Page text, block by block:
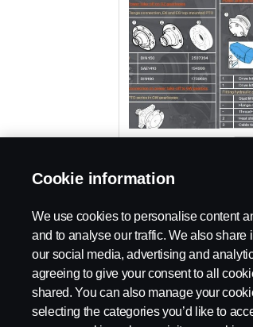
Cookie information
We use cookies to personalise content
and to analyse our traffic. We also
our social media, advertising and
agreeing to give your consent to all
shared. You can also manage your
selecting the categories you’d like to